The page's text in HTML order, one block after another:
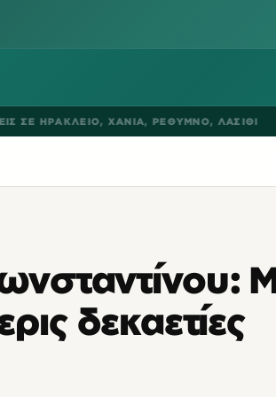
,ΧΑΝΙΑ,ΡΕΘΥΜΝΟ,ΛΑΣΙΘΙ
δεκαετίες